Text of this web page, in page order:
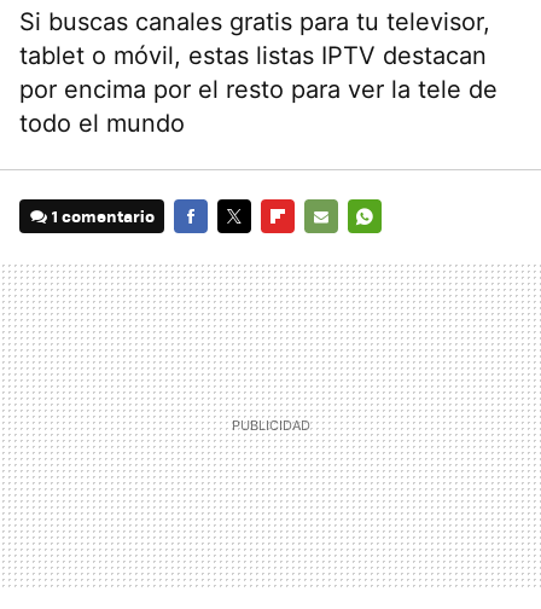
Si buscas canales gratis para tu televisor,
tablet o móvil, estas listas IPTV destacan
por encima por el resto para ver la tele de
todo el mundo
1 comentario
MAIL